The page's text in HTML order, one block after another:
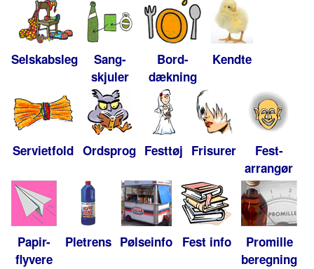
Selskabsleg
Sang-
skjuler
Bord-
dækning
Kendte
Servietfold Ordsprog Festtøj Frisurer
Fest-
arrangør
Papir-
flyvere
Pletrens Pølseinfo Fest info
Promille
beregning